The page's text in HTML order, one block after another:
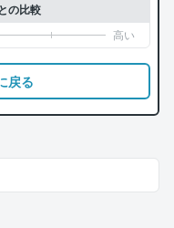
の比較
戻る